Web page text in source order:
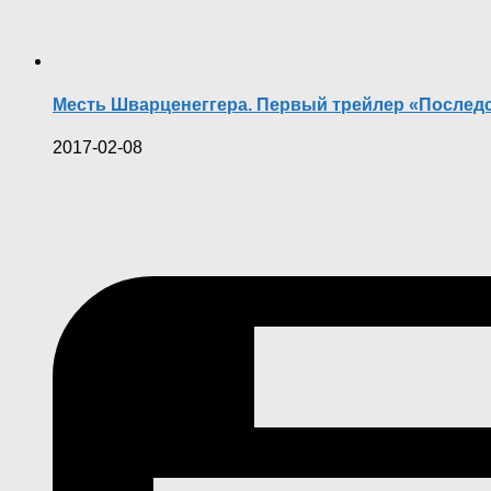
Месть Шварценеггера. Первый трейлер
2017-02-08